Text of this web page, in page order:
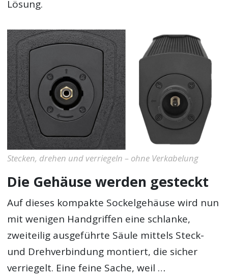
Lösung.
Stecken, drehen und verriegeln – ohne Verkabelung
Die Gehäuse werden gesteckt
Auf dieses kompakte Sockelgehäuse wird nun
mit wenigen Handgriffen eine schlanke,
zweiteilig ausgeführte Säule mittels Steck-
und Drehverbindung montiert, die sicher
verriegelt. Eine feine Sache, weil …